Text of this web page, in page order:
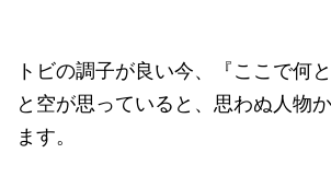
トビの調子が良い今、『ここで何
と空が思っていると、思わぬ人物
ます。